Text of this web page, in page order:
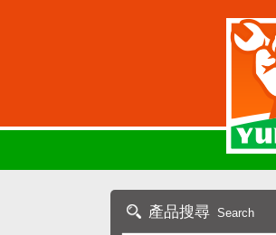
產品搜尋 Search